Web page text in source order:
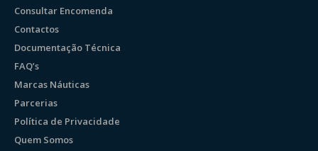
Consultar Encomenda
Contactos
Documentação Técnica
FAQ’s
Marcas Náuticas
Parcerias
Política de Privacidade
Quem Somos